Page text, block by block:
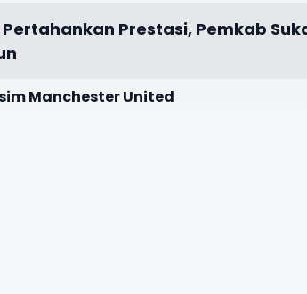
Pertahankan Prestasi, Pemkab
Manchester United